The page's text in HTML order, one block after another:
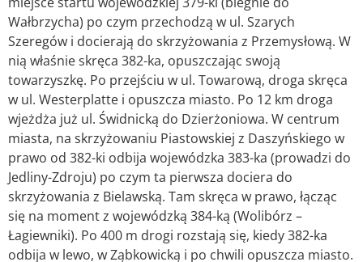
Wałbrzycha) po czym przechodzą w ul. Szarych
Szeregów i docierają do skrzyżowania z Przemysłową. W
nią właśnie skręca 382-ka, opuszczając swoją
towarzyszkę. Po przejściu w ul. Towarową, droga skręca
w ul. Westerplatte i opuszcza miasto. Po 12 km droga
wjeżdża już ul. Świdnicką do Dzierżoniowa. W centrum
miasta, na skrzyżowaniu Piastowskiej z Daszyńskiego w
prawo od 382-ki odbija wojewódzka 383-ka (prowadzi do
Jedliny-Zdroju) po czym ta pierwsza dociera do
skrzyżowania z Bielawską. Tam skręca w prawo, łącząc
się na moment z wojewódzką 384-ką (Wolibórz –
Łagiewniki). Po 400 m drogi rozstają się, kiedy 382-ka
odbija w lewo, w Ząbkowicką i po chwili opuszcza miasto.